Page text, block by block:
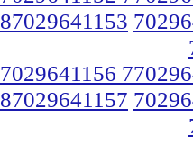
87029641153
7029641156
87029641157